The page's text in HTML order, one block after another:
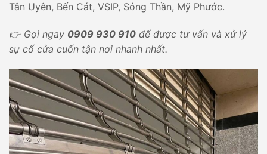
Tân Uyên, Bến Cát, VSIP, Sóng Thần, Mỹ Phước.
👉 Gọi ngay 0909 930 910 để được tư vấn và xử lý
sự cố cửa cuốn tận nơi nhanh nhất.